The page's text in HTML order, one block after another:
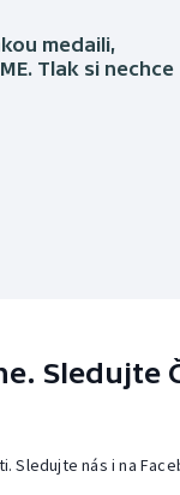
medaili,
Tlak si nechce
Sledujte
Sledujte nás i na